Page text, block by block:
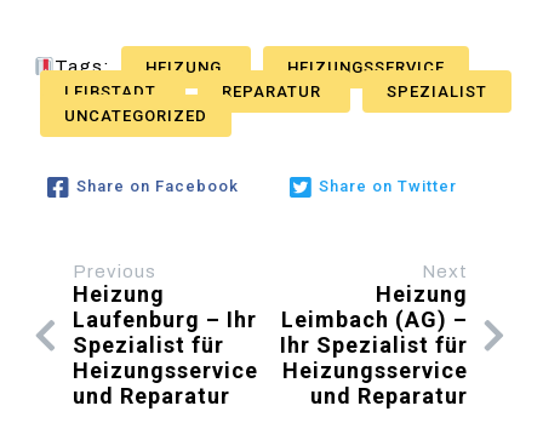
Tags: HEIZUNG
HEIZUNGSSERVICE
LEIBSTADT
REPARATUR
SPEZIALIST
UNCATEGORIZED
Share on Facebook Share on Twitter
Previous
Heizung
Laufenburg – Ihr
Spezialist für
Heizungsservice
und Reparatur
Next
Heizung
Leimbach (AG) –
Ihr Spezialist für
Heizungsservice
und Reparatur